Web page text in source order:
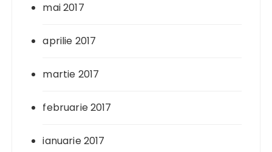
mai 2017
aprilie 2017
martie 2017
februarie 2017
ianuarie 2017